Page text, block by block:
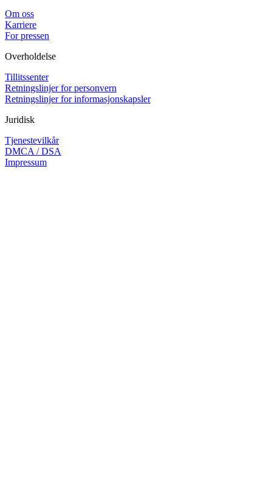
Om oss
Karriere
For pressen
Overholdelse
Tillitssenter
Retningslinjer for personvern
Retningslinjer for informasjonskapsler
Juridisk
Tjenestevilkår
DMCA / DSA
Impressum